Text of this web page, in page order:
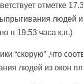
отметке
людей
в 19.53 часа к.в.)
“скорую” ,что
людей из окон